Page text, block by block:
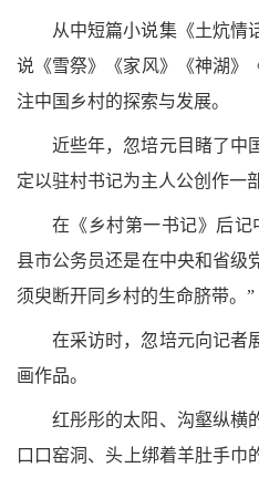
从中短篇小说集《土炕情
说《雪祭》《家风》《神湖》
注中国乡村的探索与发展。
近些年，忽培元目睹了中
定以驻村书记为主人公创作一
在《乡村第一书记》后记
县市公务员还是在中央和省级
须臾断开同乡村的生命脐带。”
在采访时，忽培元向记者
画作品。
红彤彤的太阳、沟壑纵横
口口窑洞、头上绑着羊肚手巾